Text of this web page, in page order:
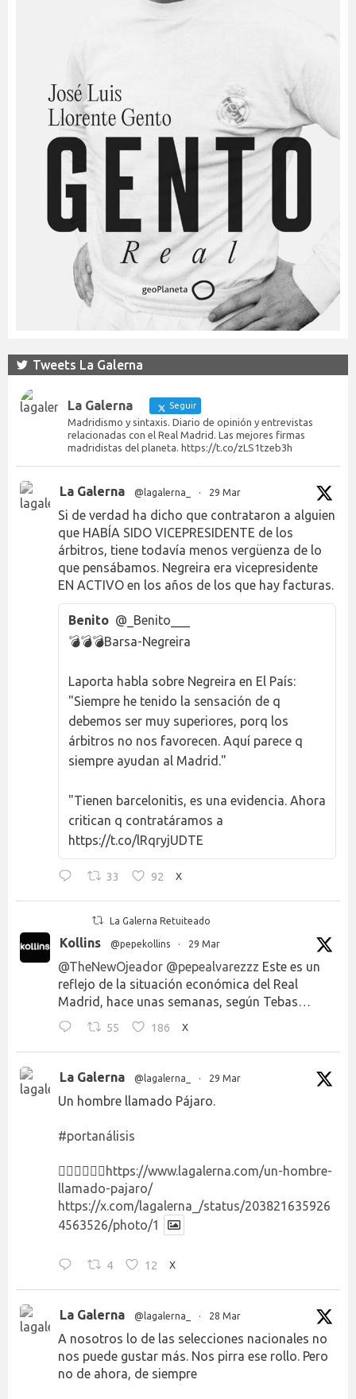
Tweets La Galerna
La Galerna Seguir
Madridismo y sintaxis. Diario de opinión y entrevistas
relacionadas con el Real Madrid. Las mejores firmas
madridistas del planeta. https://t.co/zLS1tzeb3h
La Galerna @lagalerna_ · 29 Mar
Si de verdad ha dicho que contrataron a alguien
que HABÍA SIDO VICEPRESIDENTE de los
árbitros, tiene todavía menos vergüenza de lo
que pensábamos. Negreira era vicepresidente
EN ACTIVO en los años de los que hay facturas.
Benito @_Benito___
💣💣💣Barsa-Negreira
Laporta habla sobre Negreira en El País:
"Siempre he tenido la sensación de q
debemos ser muy superiores, porq los
árbitros no nos favorecen. Aquí parece q
siempre ayudan al Madrid."
"Tienen barcelonitis, es una evidencia. Ahora
critican q contratáramos a
https://t.co/lRqryjUDTE
33 92 X
La Galerna Retuiteado
Kollins @pepekollins · 29 Mar
@TheNewOjeador @pepealvarezzz Este es un
reflejo de la situación económica del Real
Madrid, hace unas semanas, según Tebas…
55 186 X
La Galerna @lagalerna_ · 29 Mar
Un hombre llamado Pájaro.
#portanálisis
👉🏻👉🏻👉🏻 https://www.lagalerna.com/un-hombre-
llamado-pajaro/
https://x.com/lagalerna_/status/203821635926
4563526/photo/1
4 12 X
La Galerna @lagalerna_ · 28 Mar
A nosotros lo de las selecciones nacionales no
nos puede gustar más. Nos pirra ese rollo. Pero
no de ahora, de siempre